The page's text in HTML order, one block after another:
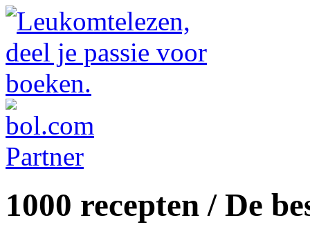
1000 recepten / De